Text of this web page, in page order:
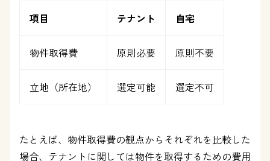
項目 テナント 自宅
物件取得費 原則必要 原則不要
立地（所在地） 選定可能 選定不可
たとえば、物件取得費の観点からそれぞれを比較した
場合、テナントに関しては物件を取得するための費用